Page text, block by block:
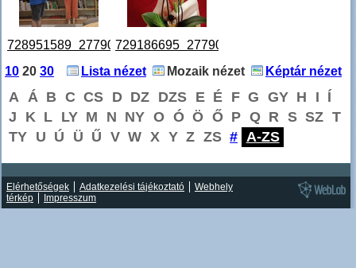
10 20 30 Lista nézet Mozaik nézet Képtár nézet
A Á B C CS D DZ DZS E É F G GY H I Í
J
K L LY M N NY O Ó Ö Ő P Q R S SZ T
TY U Ú Ü Ű V W X Y Z ZS # A-ZS
Elérhetőségek Adatkezelési tájékoztató
Webhely
térkép
Impresszum